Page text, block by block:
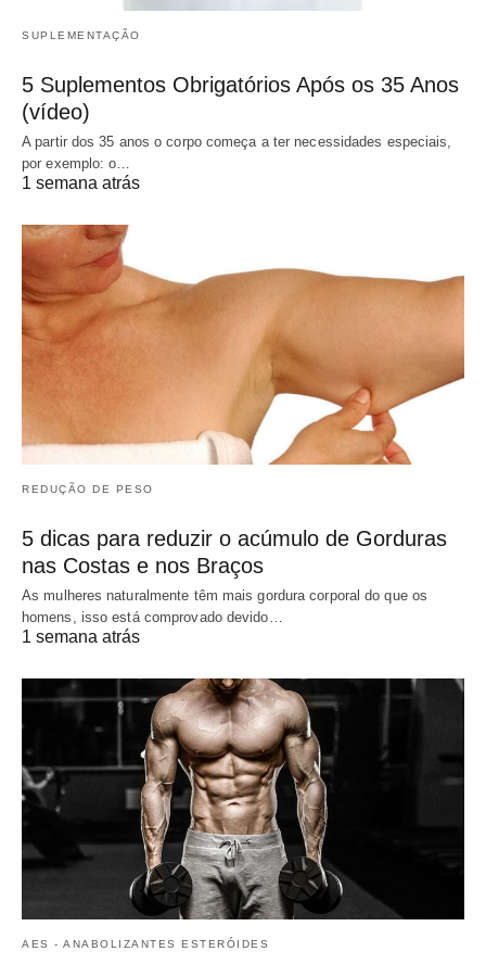
SUPLEMENTAÇÃO
5 Suplementos Obrigatórios Após os 35 Anos
(vídeo)
A partir dos 35 anos o corpo começa a ter necessidades especiais,
por exemplo: o…
1 semana atrás
REDUÇÃO DE PESO
5 dicas para reduzir o acúmulo de Gorduras
nas Costas e nos Braços
As mulheres naturalmente têm mais gordura corporal do que os
homens, isso está comprovado devido…
1 semana atrás
AES - ANABOLIZANTES ESTERÓIDES